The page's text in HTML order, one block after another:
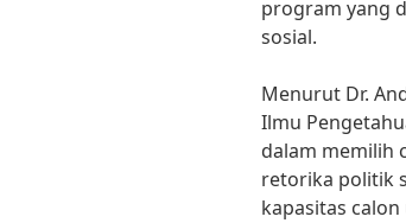
program yang
sosial.
Menurut Dr.
Ilmu
dalam memilih
retorika politik
kapasitas